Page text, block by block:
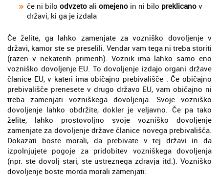
če ni bilo odvzeto ali omejeno in ni bilo preklicano v
državi, ki ga je izdala
Če želite, ga lahko zamenjate za vozniško dovoljenje v
državi, kamor ste se preselili. Vendar vam tega ni treba storiti
(razen v nekaterih primerih). Voznik ima lahko samo eno
vozniško dovoljenje EU. To dovoljenje izdajo organi države
članice EU, v kateri ima običajno prebivališče . Če običajno
prebivališče prenesete v drugo državo EU, vam običajno ni
treba zamenjati vozniškega dovoljenja. Svoje vozniško
dovoljenje lahko obdržite, dokler je veljavno. Če pa tako
želite, lahko prostovoljno svoje vozniško dovoljenje
zamenjate za dovoljenje države članice novega prebivališča.
Dokazati boste morali, da prebivate v tej državi in da
izpolnjujete pogoje za pridobitev vozniškega dovoljenja
(npr. ste dovolj stari, ste ustreznega zdravja itd.). Vozniško
dovoljenje boste morda morali zamenjati: